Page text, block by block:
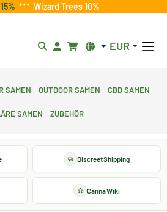
*** Wizard Trees 10%
EUR
Outdoor Samen CBD Samen
Samen Zubehör
Discreet Shipping
Canna Wiki